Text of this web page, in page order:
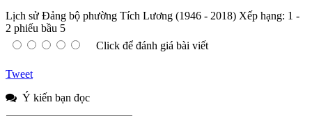
Lịch sử Đảng bộ phường Tích Lương (1946 - 2018) Xếp hạng: 1 -
2 phiếu bầu 5
Click để đánh giá bài viết
Tweet
Ý kiến bạn đọc